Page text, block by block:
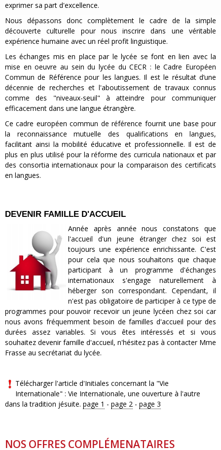
exprimer sa part d'excellence.
Nous dépassons donc complètement le cadre de la simple
découverte culturelle pour nous inscrire dans une véritable
expérience humaine avec un réel profit linguistique.
Les échanges mis en place par le lycée se font en lien avec la
mise en oeuvre au sein du lycée du CECR : le Cadre Européen
Commun de Référence pour les langues. Il est le résultat d’une
décennie de recherches et l'aboutissement de travaux connus
comme des "niveaux-seuil" à atteindre pour communiquer
efficacement dans une langue étrangère.
Ce cadre européen commun de référence fournit une base pour
la reconnaissance mutuelle des qualifications en langues,
facilitant ainsi la mobilité éducative et professionnelle. Il est de
plus en plus utilisé pour la réforme des curricula nationaux et par
des consortia internationaux pour la comparaison des certificats
en langues.
DEVENIR FAMILLE D'ACCUEIL
Année après année nous constatons que
l'accueil d'un jeune étranger chez soi est
toujours une expérience enrichissante. C'est
pour cela que nous souhaitons que chaque
participant à un programme d'échanges
internationaux s'engage naturellement à
héberger son correspondant. Cependant, il
n'est pas obligatoire de participer à ce type de
programmes pour pouvoir recevoir un jeune lycéen chez soi car
nous avons fréquemment besoin de familles d'accueil pour des
durées assez variables. Si vous êtes intéressés et si vous
souhaitez devenir famille d'accueil, n'hésitez pas à contacter Mme
Frasse au secrétariat du lycée.
Télécharger l'article d'Initiales concernant la "Vie
Internationale" : Vie Internationale, une ouverture à l'autre
dans la tradition jésuite. page 1 - page 2 - page 3
NOS OFFRES COMPLÉMENATAIRES